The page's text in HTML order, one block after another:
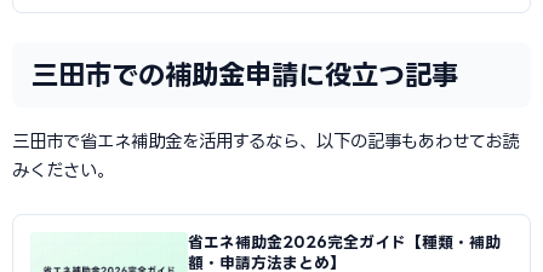
三田市での補助金申請に役立つ記事
三田市で省エネ補助金を活用するなら、以下の記事もあわせてお読
みください。
省エネ補助金2026完全ガイド【種類・補助
額・申請方法まとめ】